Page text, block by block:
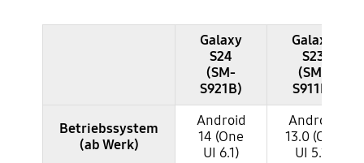
Galaxy
S24
(SM-
S921B)
Galaxy
S23
(SM-
S911B)
Betriebssystem
(ab Werk)
Android
14 (One
UI 6.1)
Android
13.0 (One
UI 5.1)